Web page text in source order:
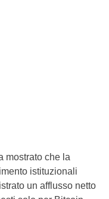
mostrato che la
istituzionali
un afflusso netto